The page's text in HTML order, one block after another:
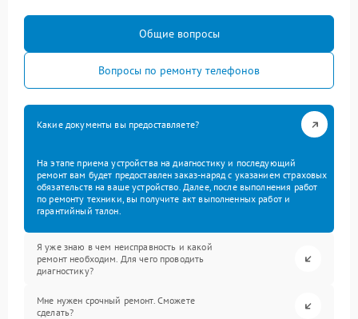
Общие вопросы
Вопросы по ремонту телефонов
Какие документы вы предоставляете?
На этапе приема устройства на диагностику и последующий
ремонт вам будет предоставлен заказ-наряд с указанием страховых
обязательств на ваше устройство. Далее, после выполнения работ
по ремонту техники, вы получите акт выполненных работ и
гарантийный талон.
Я уже знаю в чем неисправность и какой
ремонт необходим. Для чего проводить
диагностику?
Мне нужен срочный ремонт. Сможете
сделать?